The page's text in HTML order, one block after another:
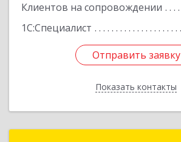
Клиентов на сопровождении
1С:Специалист
Отправить заявку
Показать контакты
Отправить заявку
Назад